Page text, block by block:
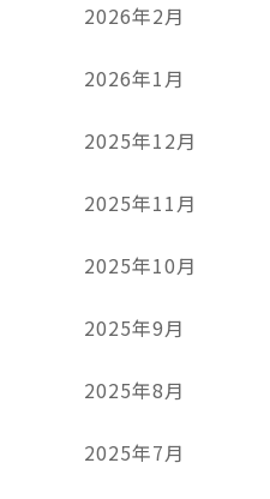
2026年2月
2026年1月
2025年12月
2025年11月
2025年10月
2025年9月
2025年8月
2025年7月